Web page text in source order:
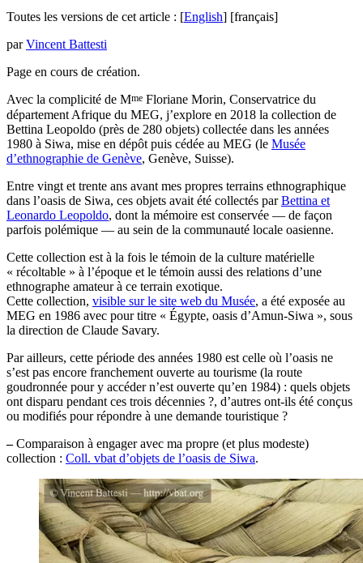
Toutes les versions de cet article : [English] [français]
parVincent Battesti
Page en cours de création.
Avec la complicité de Mme Floriane Morin, Conservatrice du
département Afrique du MEG, j’explore en 2018 la collection de
Bettina Leopoldo (près de 280 objets) collectée dans les années
1980 à Siwa, mise en dépôt puis cédée au MEG (le Musée
d’ethnographie de Genève, Genève, Suisse).
Entre vingt et trente ans avant mes propres terrains ethnographique
dans l’oasis de Siwa, ces objets avait été collectés parBettina et
Leonardo Leopoldo, dont la mémoire est conservée — de façon
parfois polémique — au sein de la communauté locale oasienne.
Cette collection est à la fois le témoin de la culture matérielle
« récoltable » à l’époque et le témoin aussi des relations d’une
ethnographe amateur à ce terrain exotique.
Cette collection, visible sur le site web du Musée, a été exposée au
MEG en 1986 avec pour titre « Égypte, oasis d’Amun-Siwa », sous
la direction de Claude Savary.
Par ailleurs, cette période des années 1980 est celle où l’oasis ne
s’est pas encore franchement ouverte au tourisme (la route
goudronnée pour y accéder n’est ouverte qu’en 1984) : quels objets
ont disparu pendant ces trois décennies ?, d’autres ont-ils été conçus
ou modifiés pour répondre à une demande touristique ?
–Comparaison à engager avec ma propre (et plus modeste)
collection : Coll. vbat d’objets de l’oasis de Siwa.